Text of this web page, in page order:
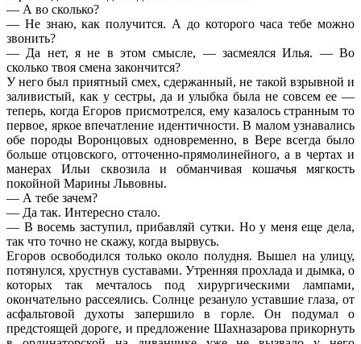
— А во сколько?
— Не знаю, как получится. А до которого часа тебе можно
звонить?
— Да нет, я не в этом смысле, — засмеялся Илья. — Во
сколько твоя смена закончится?
У него был приятный смех, сдержанный, не такой взрывной и
заливистый, как у сестры, да и улыбка была не совсем ее —
теперь, когда Егоров присмотрелся, ему казалось странным то
первое, яркое впечатление идентичности. В малом узнавались
обе породы Воронцовых одновременно, в Вере всегда было
больше отцовского, отточенно-прямолинейного, а в чертах и
манерах Ильи сквозила и обманчивая кошачья мягкость
покойной Марины Львовны.
— А тебе зачем?
— Да так. Интересно стало.
— В восемь заступил, прибавляй сутки. Но у меня еще дела,
так что точно не скажу, когда вырвусь.
Егоров освободился только около полудня. Вышел на улицу,
потянулся, хрустнув суставами. Утренняя прохлада и дымка, о
которых так мечталось под хирургическими лампами,
окончательно рассеялись. Солнце резануло уставшие глаза, от
асфальтовой духоты запершило в горле. Он подумал о
предстоящей дороге, и предложение Шахназарова прикорнуть